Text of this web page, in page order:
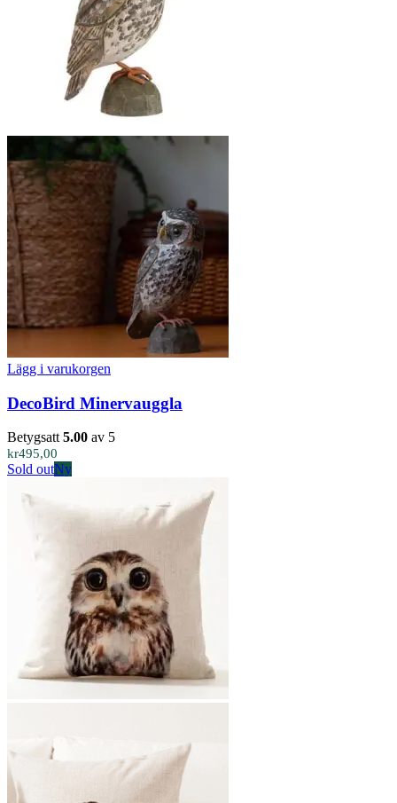
Lägg i varukorgen
DecoBird Minervauggla
Betygsatt 5.00 av 5
kr495,00
Sold outNy